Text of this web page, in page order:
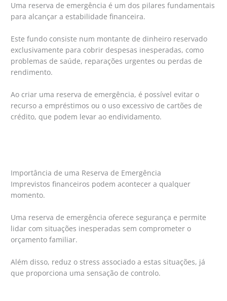
Uma reserva de emergência é um dos pilares fundamentais
para alcançar a estabilidade financeira.
Este fundo consiste num montante de dinheiro reservado
exclusivamente para cobrir despesas inesperadas, como
problemas de saúde, reparações urgentes ou perdas de
rendimento.
Ao criar uma reserva de emergência, é possível evitar o
recurso a empréstimos ou o uso excessivo de cartões de
crédito, que podem levar ao endividamento.
Importância de uma Reserva de Emergência
Imprevistos financeiros podem acontecer a qualquer
momento.
Uma reserva de emergência oferece segurança e permite
lidar com situações inesperadas sem comprometer o
orçamento familiar.
Além disso, reduz o stress associado a estas situações, já
que proporciona uma sensação de controlo.